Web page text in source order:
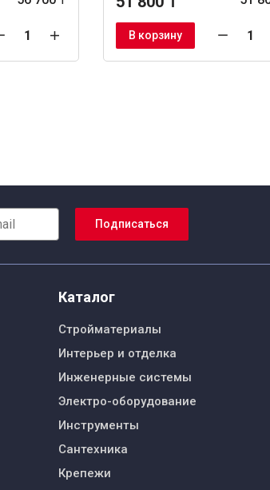
В корзину
Подписаться
Каталог
Стройматериалы
Интерьер и отделка
Инженерные системы
Электро-оборудование
Инструменты
Сантехника
Крепежи